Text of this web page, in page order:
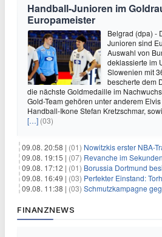
Handball-Junioren im
Europameister
Belgrad (dpa) -
Junioren sind
Auswahl von
deklassierte im
Slowenien mit
bescherte dem
die nächste Goldmedaille im
Gold-Team gehören unter anderem
Handball-Ikone Stefan Kretzschmar,
[…] (03)
09.08. 20:58 | (01) Nowitzkis erster NBA-
09.08. 19:15 | (07) Revanche im
09.08. 17:12 | (01) Borussia Dortmund
09.08. 16:49 | (03) Perfekter Einstand:
09.08. 11:38 | (03) Schmutzkampagne gegen
FINANZNEWS